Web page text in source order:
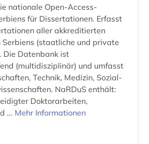
nationale Open-Access-
für Dissertationen. Erfasst
aller akkreditierten
(staatliche und private
Die Datenbank ist
(multidisziplinär) und umfasst
Technik, Medizin, Sozial-
NaRDuS enthält:
Doktorarbeiten,
... Mehr Informationen